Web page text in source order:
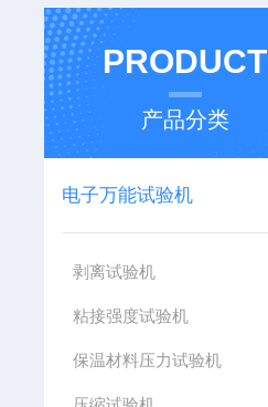
PRODUCT
产品分类
电子万能试验机
剥离试验机
粘接强度试验机
保温材料压力试验机